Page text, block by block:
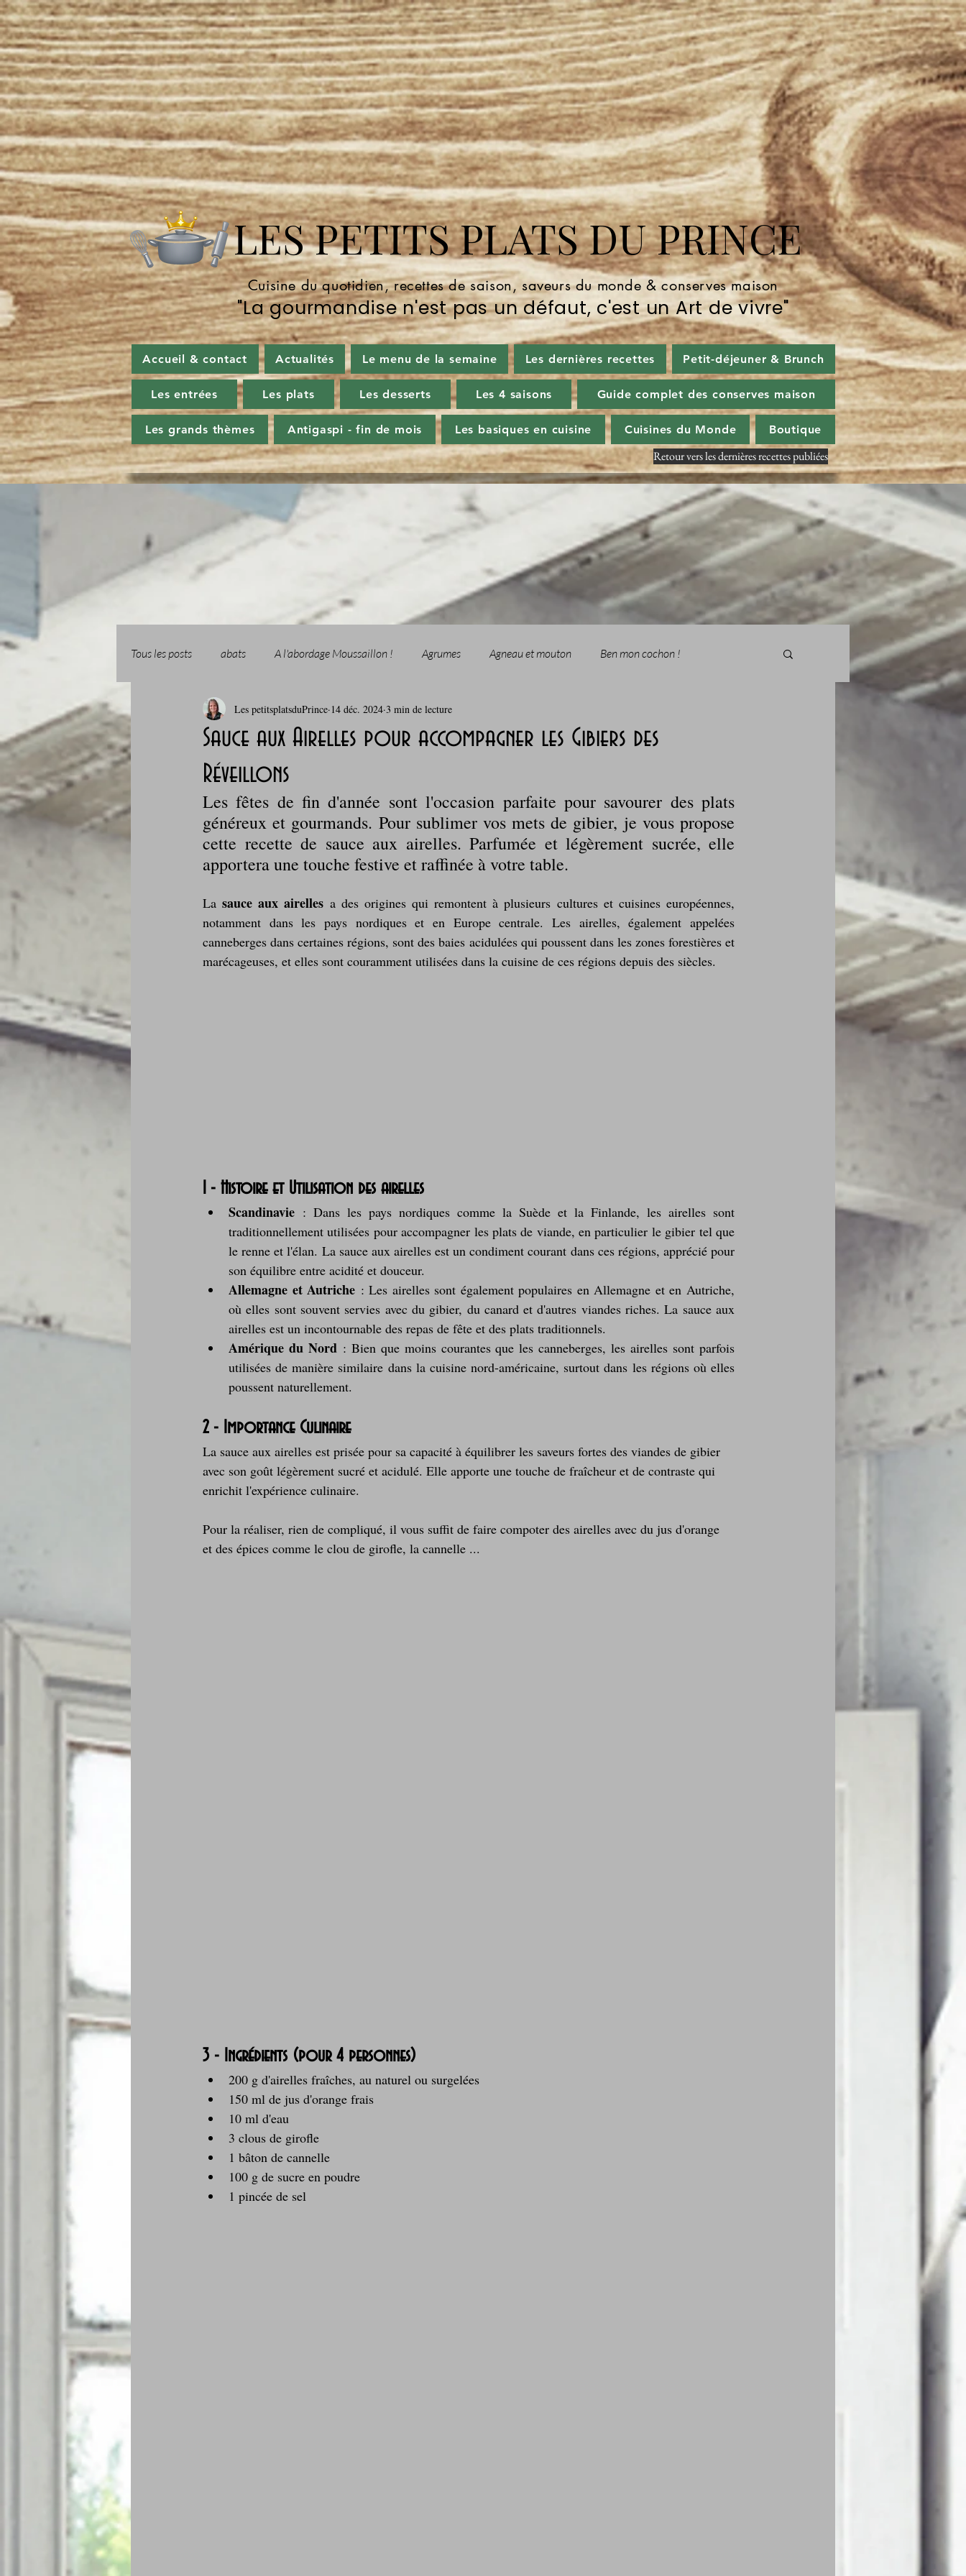
LES PETITS PLATS DU PRINCE
Cuisine du quotidien, recettes de saison, saveurs du monde & conserves maison
"La gourmandise n'est pas un défaut, c'est un Art de vivre"
Accueil & contact Actualités Le menu de la semaine Les dernières recettes Petit-déjeuner & Brunch
Les entrées Les plats Les desserts Les 4 saisons Guide complet des conserves maison
Les grands thèmes Antigaspi - fin de mois Les basiques en cuisine Cuisines du Monde Boutique
Retour vers les dernières recettes publiées
Tous les posts abats A l'abordage Moussaillon ! Agrumes Agneau et mouton Ben mon cochon !
Boissons et cocktails Boulangerie Breakfast c'est la rentrée !
Comfort food, les recettes doudou
Cuisine du Camping Déjeuner sur l'herbe Desserts - glaces - pâtisserie Finger food, snack Foire au vin
Glaces, sorbets, desserts glacés Grillades, barbecues et plancha Healthy, léger, ou végétarien i Love Tomate !
Sauce aux Airelles pour accompagner les Gibiers des
Réveillons
Les petitsplatsduPrince 14 déc. 2024 3 min de lecture
Les fêtes de fin d'année sont l'occasion parfaite pour savourer des plats
généreux et gourmands. Pour sublimer vos mets de gibier, je vous propose
cette recette de sauce aux airelles. Parfumée et légèrement sucrée, elle
apportera une touche festive et raffinée à votre table.
La sauce aux airelles a des origines qui remontent à plusieurs cultures et cuisines européennes,
notamment dans les pays nordiques et en Europe centrale. Les airelles, également appelées
canneberges dans certaines régions, sont des baies acidulées qui poussent dans les zones forestières et
marécageuses, et elles sont couramment utilisées dans la cuisine de ces régions depuis des siècles.
1 - Histoire et Utilisation des airelles
Scandinavie : Dans les pays nordiques comme la Suède et la Finlande, les airelles sont
traditionnellement utilisées pour accompagner les plats de viande, en particulier le gibier tel que
le renne et l'élan. La sauce aux airelles est un condiment courant dans ces régions, apprécié pour
son équilibre entre acidité et douceur.
Allemagne et Autriche : Les airelles sont également populaires en Allemagne et en Autriche,
où elles sont souvent servies avec du gibier, du canard et d'autres viandes riches. La sauce aux
airelles est un incontournable des repas de fête et des plats traditionnels.
Amérique du Nord : Bien que moins courantes que les canneberges, les airelles sont parfois
utilisées de manière similaire dans la cuisine nord-américaine, surtout dans les régions où elles
poussent naturellement.
2 - Importance Culinaire
La sauce aux airelles est prisée pour sa capacité à équilibrer les saveurs fortes des viandes de gibier
avec son goût légèrement sucré et acidulé. Elle apporte une touche de fraîcheur et de contraste qui
enrichit l'expérience culinaire.
Pour la réaliser, rien de compliqué, il vous suffit de faire compoter des airelles avec du jus d'orange
et des épices comme le clou de girofle, la cannelle ...
3 - Ingrédients (pour 4 personnes)
200 g d'airelles fraîches, au naturel ou surgelées
150 ml de jus d'orange frais
10 ml d'eau
3 clous de girofle
1 bâton de cannelle
100 g de sucre en poudre
1 pincée de sel